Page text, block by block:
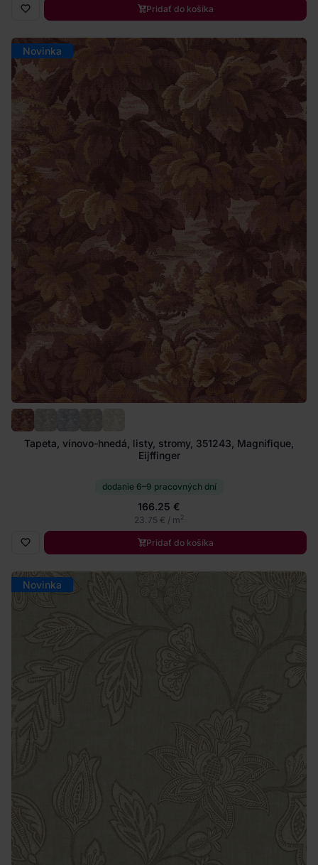
Pridať do košíka
Novinka
Tapeta, vínovo-hnedá, listy, stromy, 351243, Magnifique,
Eijffinger
dodanie 6–9 pracovných dní
166.25 €
23.75 € / m2
Pridať do košíka
Novinka